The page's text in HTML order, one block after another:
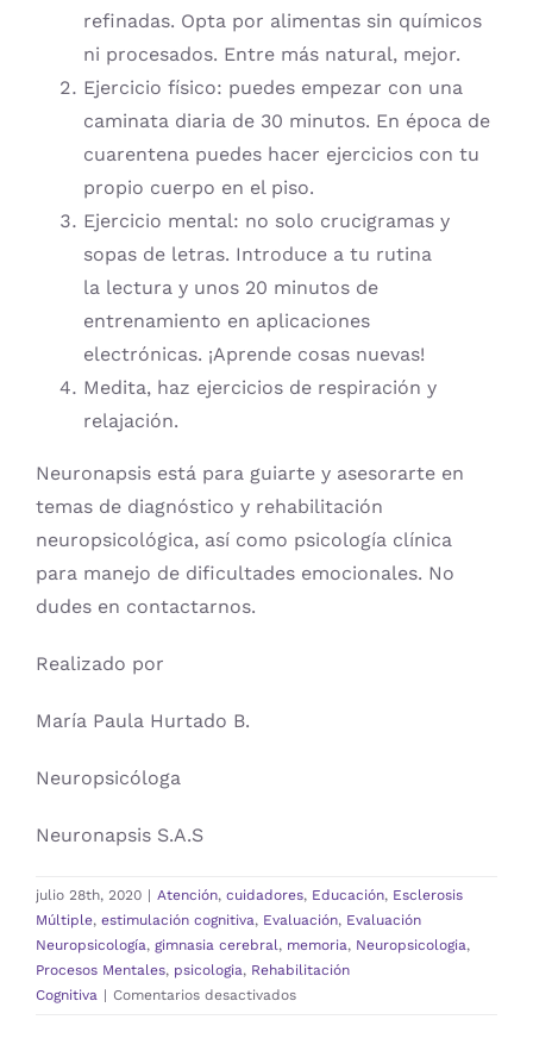
refinadas. Opta por alimentas sin químicos
ni procesados. Entre más natural, mejor.
Ejercicio físico: puedes empezar con una
caminata diaria de 30 minutos. En época de
cuarentena puedes hacer ejercicios con tu
propio cuerpo en el piso.
Ejercicio mental: no solo crucigramas y
sopas de letras. Introduce a tu rutina
la lectura y unos 20 minutos de
entrenamiento en aplicaciones
electrónicas. ¡Aprende cosas nuevas!
Medita, haz ejercicios de respiración y
relajación.
Neuronapsis está para guiarte y asesorarte en
temas de diagnóstico y rehabilitación
neuropsicológica, así como psicología clínica
para manejo de dificultades emocionales. No
dudes en contactarnos.
Realizado por
María Paula Hurtado B.
Neuropsicóloga
Neuronapsis S.A.S
julio 28th, 2020 | Atención, cuidadores, Educación, Esclerosis
Múltiple, estimulación cognitiva, Evaluación, Evaluación
Neuropsicología, gimnasia cerebral , memoria, Neuropsicologia,
Procesos Mentales, psicologia, Rehabilitación
Cognitiva | Comentarios desactivadosen